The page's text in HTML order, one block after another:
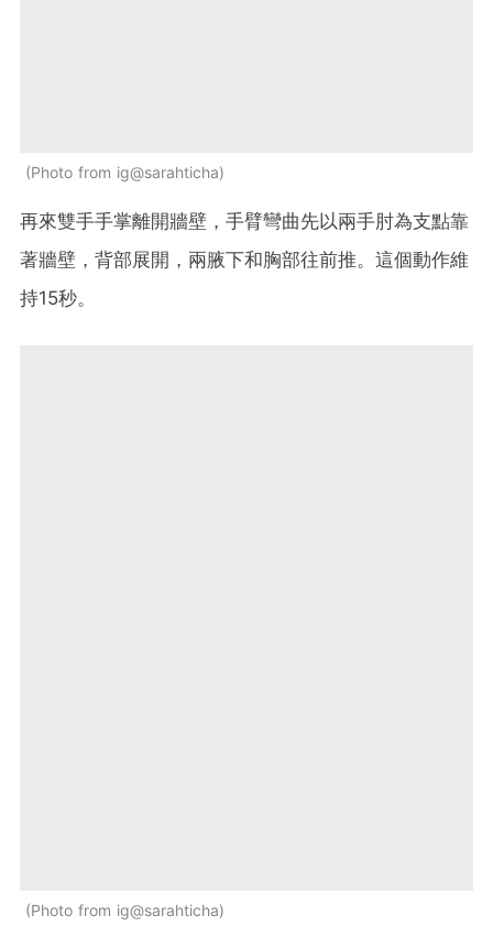
Photo from ig@sarahticha
再來雙手手掌離開牆壁，手臂彎曲先以兩手肘為支點靠
著牆壁，背部展開，兩腋下和胸部往前推。這個動作維
持15秒。
Photo from ig@sarahticha